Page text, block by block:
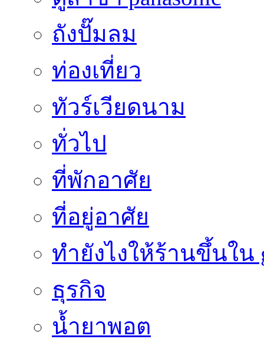
ถังปั๊มลม
ท่องเที่ยว
ทัวร์เวียดนาม
ทั่วไป
ที่พักอาศัย
ที่อยู่อาศัย
ทํายังไงให้ร้านขึ้นใน
ธุรกิจ
น้ำยาพอต